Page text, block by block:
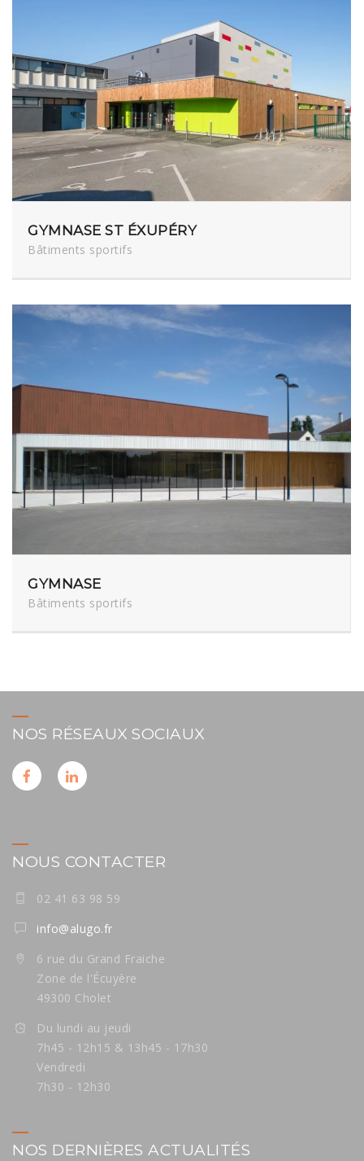
GYMNASE ST ÉXUPÉRY
Bâtiments sportifs
GYMNASE
Bâtiments sportifs
NOS RÉSEAUX SOCIAUX
NOUS CONTACTER
02 41 63 98 59
info@alugo.fr
6 rue du Grand Fraiche
Zone de l'Écuyère
49300 Cholet
Du lundi au jeudi
7h45 - 12h15 & 13h45 - 17h30
Vendredi
7h30 - 12h30
NOS DERNIÈRES ACTUALITÉS